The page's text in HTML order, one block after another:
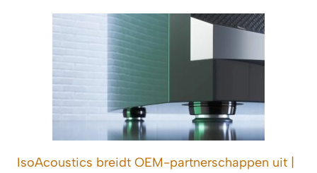
IsoAcoustics breidt OEM-partnerschappen uit |